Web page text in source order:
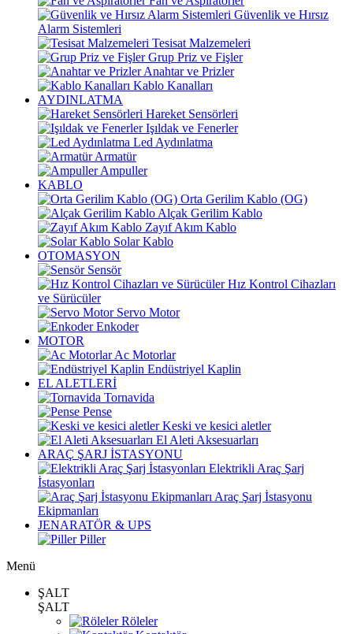
Güvenlik ve Hırsız
Alarm Sistemleri
Tesisat Malzemeleri
Grup Priz ve Fişler
Anahtar ve Prizler
Kablo Kanalları
AYDINLATMA
Hareket Sensörleri
Işıldak ve Fenerler
Led Aydınlatma
Armatür
Ampuller
KABLO
Orta Gerilim Kablo (OG)
Alçak Gerilim Kablo
Zayıf Akım Kablo
Solar Kablo
OTOMASYON
Sensör
Hız Kontrol Cihazları
ve Sürücüler
Servo Motor
Enkoder
MOTOR
Ac Motorlar
Endüstriyel Kaplin
EL ALETLERİ
Tornavida
Pense
Keski ve kesici aletler
El Aleti Aksesuarları
ARAÇ ŞARJ İSTASYONU
Elektrikli Araç Şarj
İstasyonları
Araç Şarj İstasyonu
Ekipmanları
JENARATÖR & UPS
Piller
Menü
ŞALT
ŞALT
Röleler